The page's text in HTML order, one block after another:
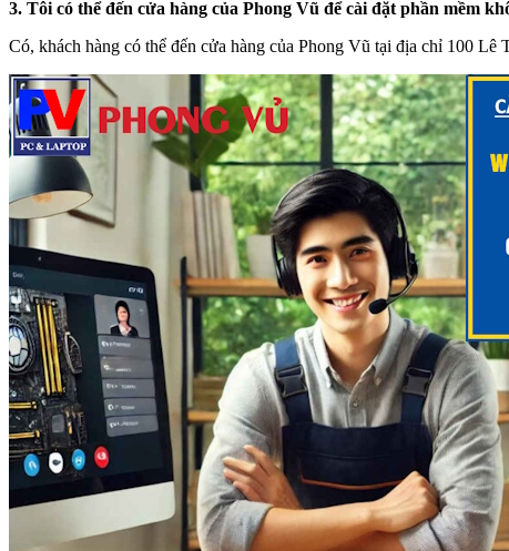
3. Tôi có thể đến cửa hàng của Phong Vũ để cài đặt phần mềm
Có, khách hàng có thể đến cửa hàng của Phong Vũ tại địa chỉ 100